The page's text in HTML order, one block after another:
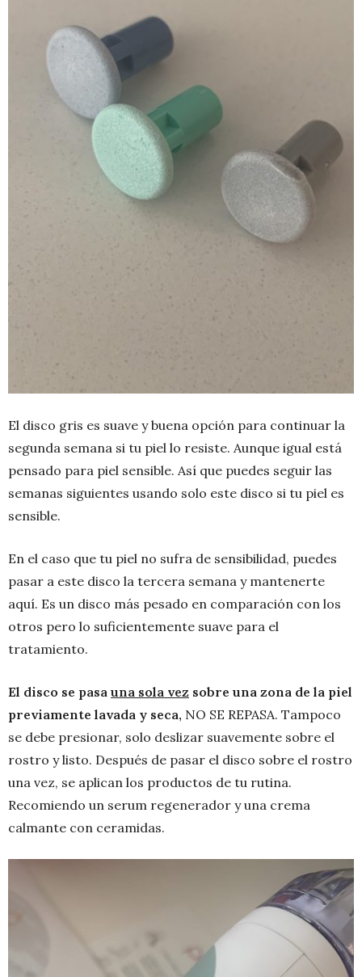
El disco gris es suave y buena opción para continuar la
segunda semana si tu piel lo resiste. Aunque igual está
pensado para piel sensible. Así que puedes seguir las
semanas siguientes usando solo este disco si tu piel es
sensible.
En el caso que tu piel no sufra de sensibilidad, puedes
pasar a este disco la tercera semana y mantenerte
aquí. Es un disco más pesado en comparación con los
otros pero lo suficientemente suave para el
tratamiento.
El disco se pasa una sola vez sobre una zona de la piel
previamente lavada y seca, NO SE REPASA. Tampoco
se debe presionar, solo deslizar suavemente sobre el
rostro y listo. Después de pasar el disco sobre el rostro
una vez, se aplican los productos de tu rutina.
Recomiendo un serum regenerador y una crema
calmante con ceramidas.